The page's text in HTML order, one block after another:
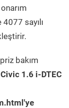
sayılı
bakım
1.6 i-DTEC